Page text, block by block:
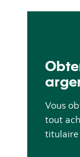
Vous
tout
titulaire